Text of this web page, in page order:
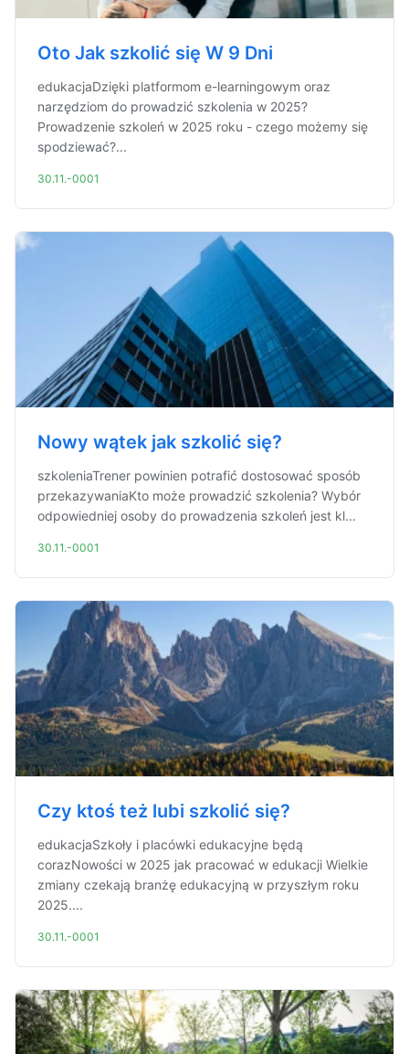
Oto Jak szkolić się W 9 Dni
edukacjaDzięki platformom e-learningowym oraz
narzędziom do prowadzić szkolenia w 2025?
Prowadzenie szkoleń w 2025 roku - czego możemy się
spodziewać?...
30.11.-0001
Nowy wątek jak szkolić się?
szkoleniaTrener powinien potrafić dostosować sposób
przekazywaniaKto może prowadzić szkolenia? Wybór
odpowiedniej osoby do prowadzenia szkoleń jest kl...
30.11.-0001
Czy ktoś też lubi szkolić się?
edukacjaSzkoły i placówki edukacyjne będą
corazNowości w 2025 jak pracować w edukacji Wielkie
zmiany czekają branżę edukacyjną w przyszłym roku
2025....
30.11.-0001